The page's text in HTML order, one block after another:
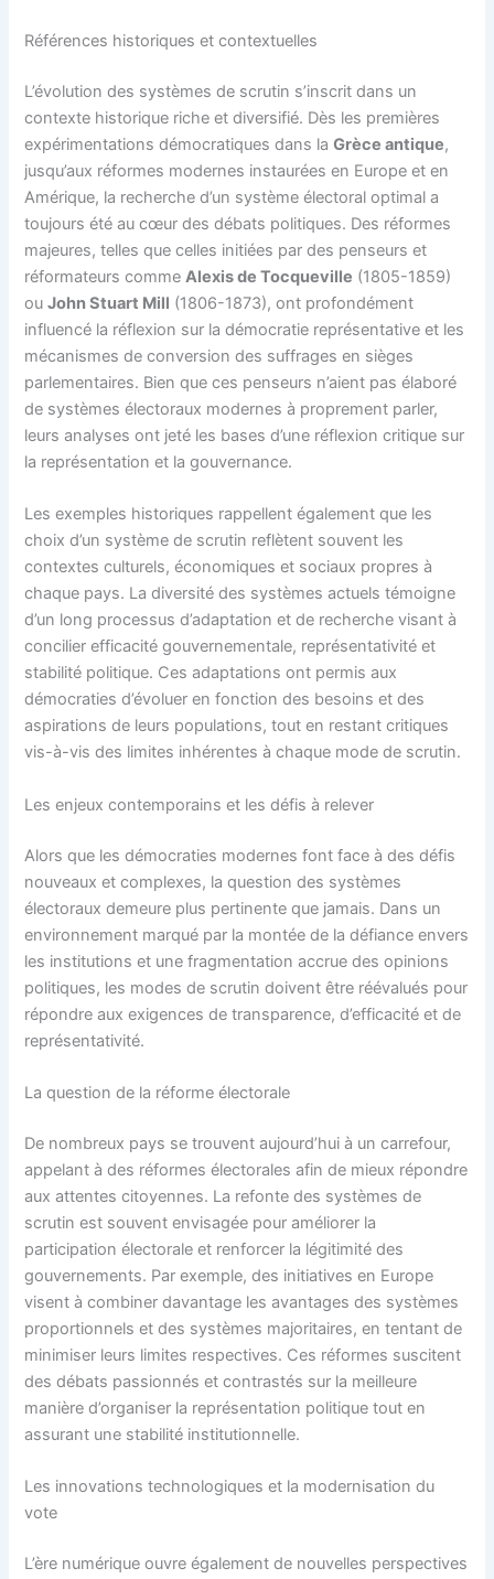
Références historiques et contextuelles
L’évolution des systèmes de scrutin s’inscrit dans un
contexte historique riche et diversifié. Dès les premières
expérimentations démocratiques dans laGrèce antique,
jusqu’aux réformes modernes instaurées en Europe et en
Amérique, la recherche d’un système électoral optimal a
toujours été au cœur des débats politiques. Des réformes
majeures, telles que celles initiées par des penseurs et
réformateurs commeAlexis de Tocqueville (1805-1859)
ouJohn Stuart Mill (1806-1873), ont profondément
influencé la réflexion sur la démocratie représentative et les
mécanismes de conversion des suffrages en sièges
parlementaires. Bien que ces penseurs n’aient pas élaboré
de systèmes électoraux modernes à proprement parler,
leurs analyses ont jeté les bases d’une réflexion critique sur
la représentation et la gouvernance.
Les exemples historiques rappellent également que les
choix d’un système de scrutin reflètent souvent les
contextes culturels, économiques et sociaux propres à
chaque pays. La diversité des systèmes actuels témoigne
d’un long processus d’adaptation et de recherche visant à
concilier efficacité gouvernementale, représentativité et
stabilité politique. Ces adaptations ont permis aux
démocraties d’évoluer en fonction des besoins et des
aspirations de leurs populations, tout en restant critiques
vis-à-vis des limites inhérentes à chaque mode de scrutin.
Les enjeux contemporains et les défis à relever
Alors que les démocraties modernes font face à des défis
nouveaux et complexes, la question des systèmes
électoraux demeure plus pertinente que jamais. Dans un
environnement marqué par la montée de la défiance envers
les institutions et une fragmentation accrue des opinions
politiques, les modes de scrutin doivent être réévalués pour
répondre aux exigences de transparence, d’efficacité et de
représentativité.
La question de la réforme électorale
De nombreux pays se trouvent aujourd’hui à un carrefour,
appelant à des réformes électorales afin de mieux répondre
aux attentes citoyennes. La refonte des systèmes de
scrutin est souvent envisagée pour améliorer la
participation électorale et renforcer la légitimité des
gouvernements. Par exemple, des initiatives en Europe
visent à combiner davantage les avantages des systèmes
proportionnels et des systèmes majoritaires, en tentant de
minimiser leurs limites respectives. Ces réformes suscitent
des débats passionnés et contrastés sur la meilleure
manière d’organiser la représentation politique tout en
assurant une stabilité institutionnelle.
Les innovations technologiques et la modernisation du
vote
L’ère numérique ouvre également de nouvelles perspectives